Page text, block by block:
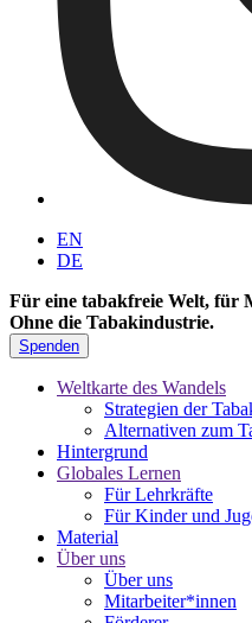
EN
DE
Für eine tabakfreie Welt, für
Ohne die Tabakindustrie.
Spenden
Weltkarte des Wandels
Strategien der
Alternativen zum
Hintergrund
Globales Lernen
Für Lehrkräfte
Für Kinder und
Material
Über uns
Über uns
Mitarbeiter*innen